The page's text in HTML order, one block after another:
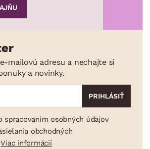
mailovú adresu a nechajte si
a novinky.
spracovaním osobných údajov
obchodných
Viac informácií